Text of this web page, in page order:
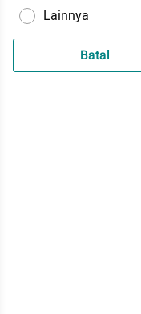
Lainnya
Batal